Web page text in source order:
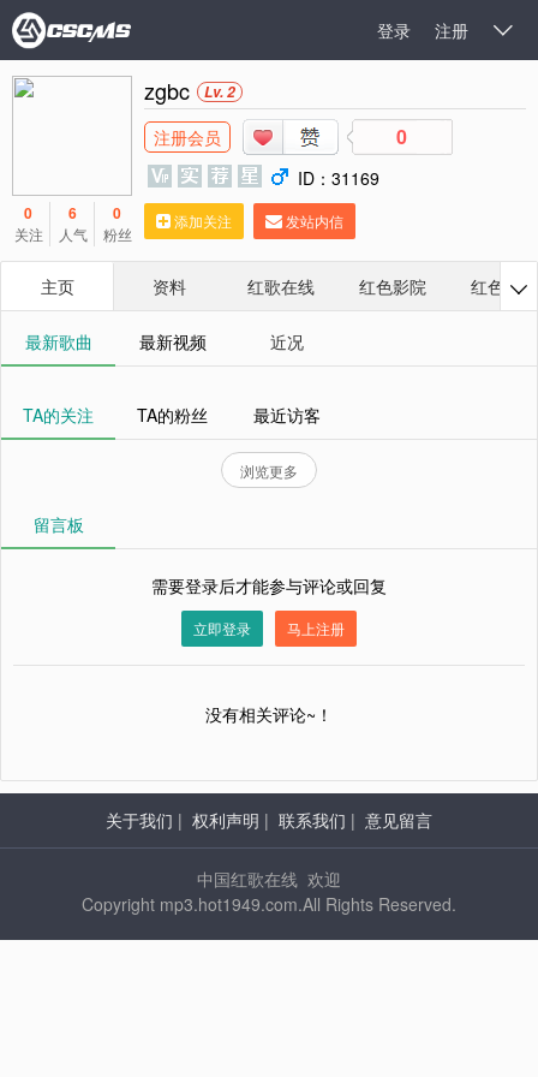

注册
登录
0
关注
6
人气
0
粉丝
zgbc Lv. 2
注册会员 0
ID：31169
添加关注 发站内信
主页 资料 红歌在线 红色影院 红色相册

最新歌曲 最新视频 近况
TA的关注 TA的粉丝 最近访客
浏览更多
留言板
需要登录后才能参与评论或回复
立即登录 马上注册
没有相关评论~！
关于我们 | 权利声明 | 联系我们 | 意见留言
中国红歌在线 欢迎
Copyright mp3.hot1949.com.All Rights Reserved.